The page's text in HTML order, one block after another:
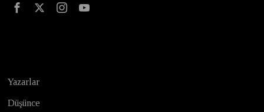
Yazarlar
Düşünce